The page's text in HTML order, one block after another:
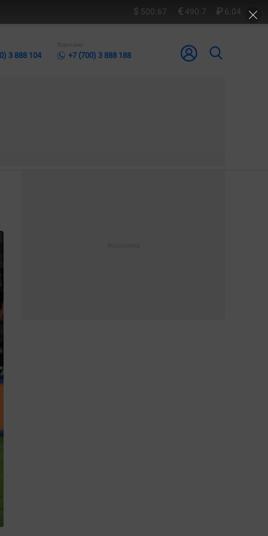
500.67 490.7 6.04
3 888 104
Жарнама
+7 (700) 3 888 188